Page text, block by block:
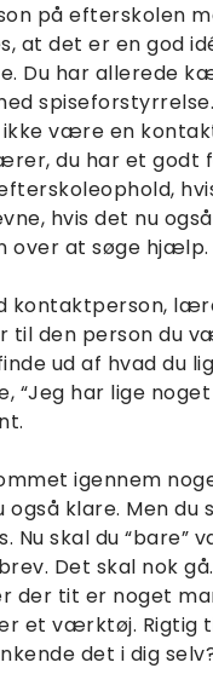
på efterskolen
at det er en god
Du har allerede
være en
du har et godt
hvis det nu
over at søge hjælp.
kontaktperson,
til den person du
ud af hvad du
har lige noget
igennem
klare. Men du
Nu skal du “bare”
Det skal nok
der tit er noget
et værktøj. Rigtig
det i dig